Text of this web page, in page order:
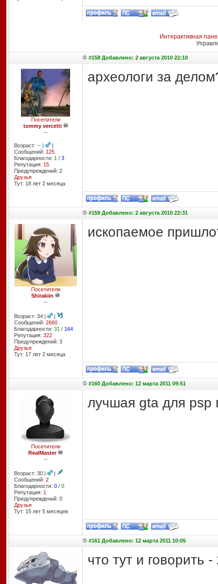
Интерактивная
#158 Добавлено: 2 августа 2010 22:10
Посетители
tommy vercetti
--
Возраст: -- |
|
Сообщений: 125
Благодарности: 1 / 3
Репутация: 15
Предупреждений: 2
Друзья
Тут: 18 лет 2 месяцa
археологи за
#159 Добавлено: 2 августа 2010 22:31
Посетители
Shirakiin
--
Возраст: 34 |
|
Сообщений: 2660
Благодарности: 31 / 164
Репутация: 322
Предупреждений: 3
Друзья
Тут: 17 лет 2 месяцa
ископаемое
#160 Добавлено: 12 марта 2011 09:51
Посетители
RealMaster
--
Возраст: 30 |
|
Сообщений: 2
Благодарности: 0/ 0
Репутация: 1
Предупреждений: 0
Друзья
Тут: 15 лет 5 месяцев
лучшая gta для
#161 Добавлено: 12 марта 2011 10:05
что тут и говорить